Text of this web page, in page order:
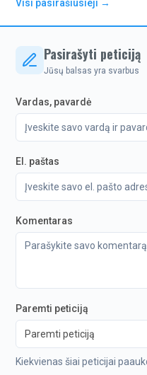
Visi pasirašiusieji →
Pasirašyti peticiją
Jūsų balsas yra svarbus
Vardas, pavardė
El. paštas
Komentaras
Paremti peticiją
Paremti peticiją
Kiekvienas šiai peticijai